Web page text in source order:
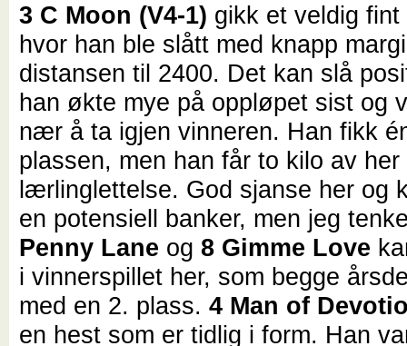
3 C Moon (V4-1) gikk et veldig
hvor han ble slått med knapp
distansen til 2400. Det kan slå
han økte mye på oppløpet sist og
nær å ta igjen vinneren. Han fikk
plassen, men han får to kilo av her
lærlinglettelse. God sjanse her og
en potensiell banker, men jeg
Penny Lane og8 Gimme Love
i vinnerspillet her, som begge
med en 2. plass.4 Man of
en hest som er tidlig i form. Han